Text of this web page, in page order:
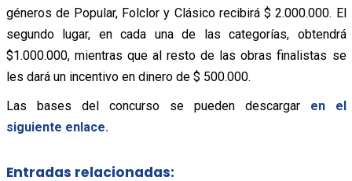
géneros de Popular, Folclor y Clásico recibirá $ 2.000.000. El
segundo lugar, en cada una de las categorías, obtendrá
$1.000.000, mientras que al resto de las obras finalistas se
les dará un incentivo en dinero de $ 500.000.
Las bases del concurso se pueden descargar en el
siguiente enlace.
Entradas relacionadas: